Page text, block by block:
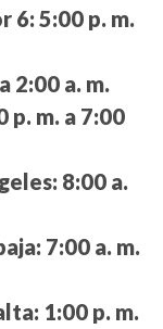
6: 5:00 p. m.
2:00 a. m.
p. m. a 7:00
8:00 a.
7:00 a. m.
1:00 p. m.